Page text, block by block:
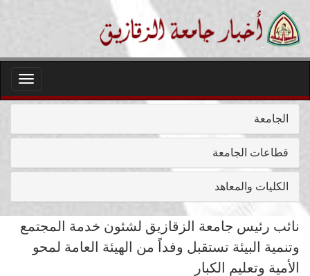
Toggle
الجامعة
قطاعات الجامعة
الكليات والمعاهد
نائب رئيس جامعة الزقازيق لشئون خدمة المجتمع
وتنمية البيئة تستقبل وفداً من الهيئة العامة لمحو
الأمية وتعليم الكبار